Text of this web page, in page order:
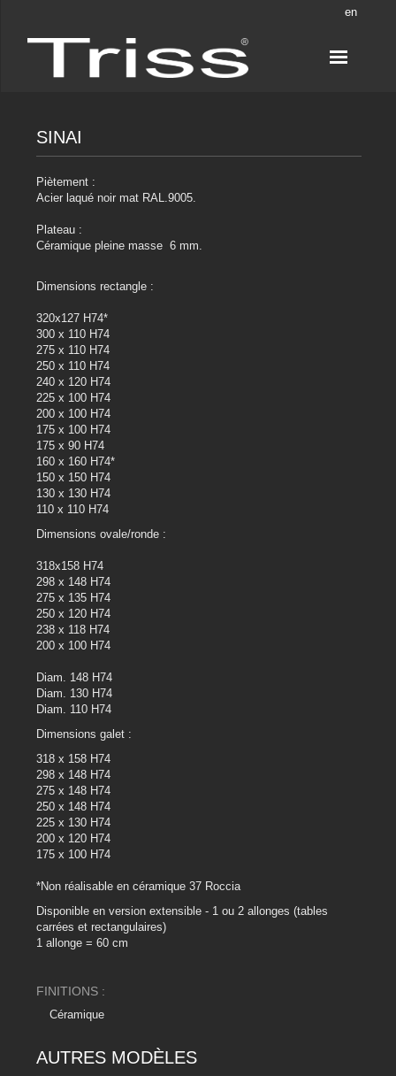
en
SINAI
Piètement :
Acier laqué noir mat RAL.9005.
Plateau :
Céramique pleine masse 6 mm.
Dimensions rectangle :
320x127 H74*
300 x 110 H74
275 x 110 H74
250 x 110 H74
240 x 120 H74
225 x 100 H74
200 x 100 H74
175 x 100 H74
175 x 90 H74
160 x 160 H74*
150 x 150 H74
130 x 130 H74
110 x 110 H74
Dimensions ovale/ronde :
318x158 H74
298 x 148 H74
275 x 135 H74
250 x 120 H74
238 x 118 H74
200 x 100 H74
Diam. 148 H74
Diam. 130 H74
Diam. 110 H74
Dimensions galet :
318 x 158 H74
298 x 148 H74
275 x 148 H74
250 x 148 H74
225 x 130 H74
200 x 120 H74
175 x 100 H74
*Non réalisable en céramique 37 Roccia
Disponible en version extensible - 1 ou 2 allonges (tables
carrées et rectangulaires)
1 allonge = 60 cm
FINITIONS :
Céramique
AUTRES MODÈLES